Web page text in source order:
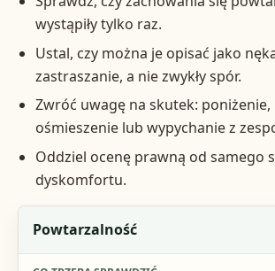
wystąpiły tylko raz.
Ustal, czy można je opisać jako
zastraszanie, a nie zwykły spór.
Zwróć uwagę na skutek: poniżenie,
ośmieszenie lub wypychanie z
Oddziel ocenę prawną od samego
dyskomfortu.
Element
Co trzeba sprawdzić
Powtarzalność